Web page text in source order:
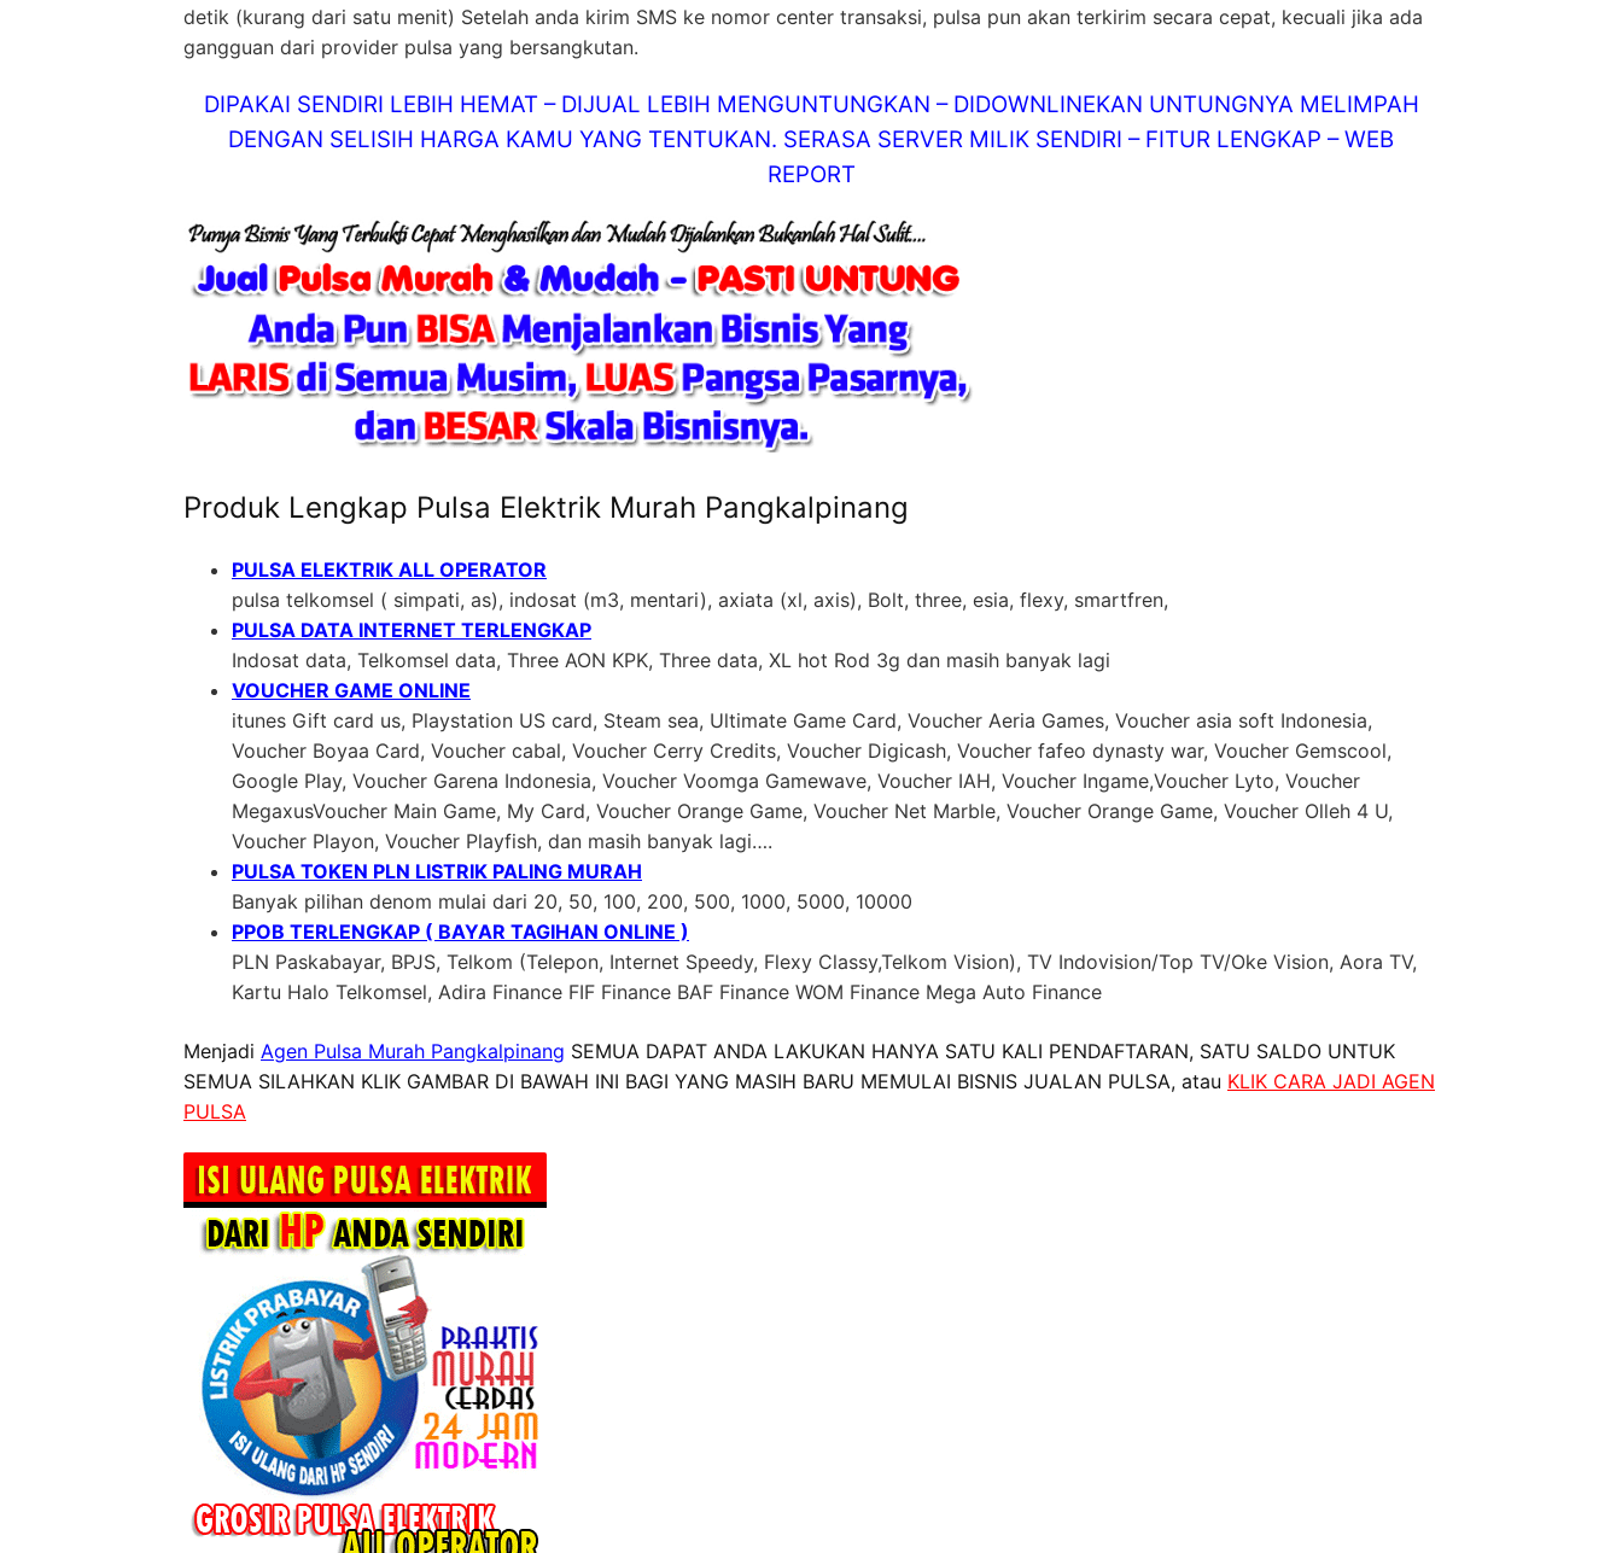
detik (kurang dari satu menit) Setelah anda kirim SMS ke nomor center transaksi, pulsa pun akan terkirim secara cepat, kecuali jika ada
gangguan dari provider pulsa yang bersangkutan.
DIPAKAI SENDIRI LEBIH HEMAT – DIJUAL LEBIH MENGUNTUNGKAN – DIDOWNLINEKAN UNTUNGNYA MELIMPAH
DENGAN SELISIH HARGA KAMU YANG TENTUKAN. SERASA SERVER MILIK SENDIRI – FITUR LENGKAP – WEB
REPORT
Produk Lengkap Pulsa Elektrik Murah Pangkalpinang
PULSA ELEKTRIK ALL OPERATOR
pulsa telkomsel ( simpati, as), indosat (m3, mentari), axiata (xl, axis), Bolt, three, esia, flexy, smartfren,
PULSA DATA INTERNET TERLENGKAP
Indosat data, Telkomsel data, Three AON KPK, Three data, XL hot Rod 3g dan masih banyak lagi
VOUCHER GAME ONLINE
itunes Gift card us, Playstation US card, Steam sea, Ultimate Game Card, Voucher Aeria Games, Voucher asia soft Indonesia,
Voucher Boyaa Card, Voucher cabal, Voucher Cerry Credits, Voucher Digicash, Voucher fafeo dynasty war, Voucher Gemscool,
Google Play, Voucher Garena Indonesia, Voucher Voomga Gamewave, Voucher IAH, Voucher Ingame,Voucher Lyto, Voucher
MegaxusVoucher Main Game, My Card, Voucher Orange Game, Voucher Net Marble, Voucher Orange Game, Voucher Olleh 4 U,
Voucher Playon, Voucher Playfish, dan masih banyak lagi….
PULSA TOKEN PLN LISTRIK PALING MURAH
Banyak pilihan denom mulai dari 20, 50, 100, 200, 500, 1000, 5000, 10000
PPOB TERLENGKAP ( BAYAR TAGIHAN ONLINE )
PLN Paskabayar, BPJS, Telkom (Telepon, Internet Speedy, Flexy Classy,Telkom Vision), TV Indovision/Top TV/Oke Vision, Aora TV,
Kartu Halo Telkomsel, Adira Finance FIF Finance BAF Finance WOM Finance Mega Auto Finance
Menjadi Agen Pulsa Murah Pangkalpinang SEMUA DAPAT ANDA LAKUKAN HANYA SATU KALI PENDAFTARAN, SATU SALDO UNTUK
SEMUA SILAHKAN KLIK GAMBAR DI BAWAH INI BAGI YANG MASIH BARU MEMULAI BISNIS JUALAN PULSA, atau KLIK CARA JADI AGEN
PULSA